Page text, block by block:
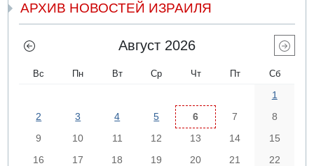
АРХИВ НОВОСТЕЙ ИЗРАИЛЯ
Август 2026
Вс Пн Вт Ср Чт Пт Сб
1
2
3 4 5 6 7
8
9
10 11 12 13 14
15
16
17 18 19 20 21
22